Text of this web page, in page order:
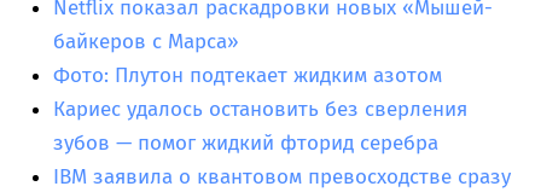
Netflix показал раскадровки новых «Мышей-
байкеров с Марса»
Фото: Плутон подтекает жидким азотом
Кариес удалось остановить без сверления
зубов — помог жидкий фторид серебра
IBM заявила о квантовом превосходстве сразу